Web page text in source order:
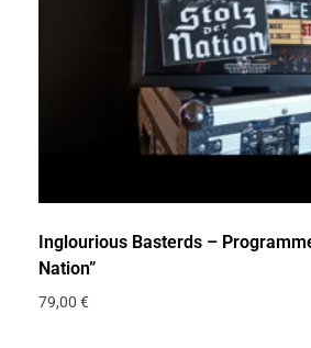
Inglourious Basterds –
Nation”
79,00 €